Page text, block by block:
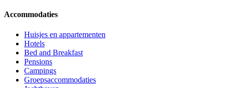
Accommodaties
Huisjes en appartementen
Hotels
Bed and Breakfast
Pensions
Campings
Groepsaccommodaties